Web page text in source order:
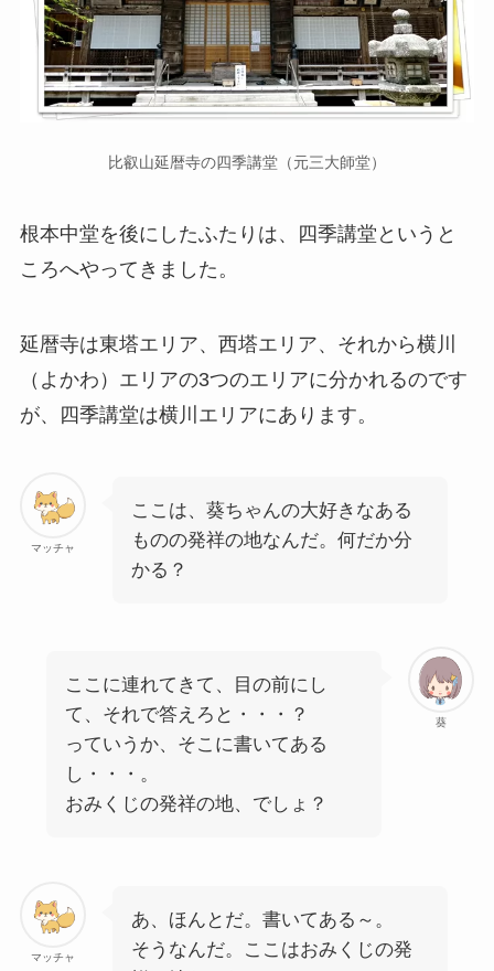
比叡山延暦寺の四季講堂（元三大師堂）
根本中堂を後にしたふたりは、四季講堂というと
ころへやってきました。
延暦寺は東塔エリア、西塔エリア、それから横川
（よかわ）エリアの3つのエリアに分かれるのです
が、四季講堂は横川エリアにあります。
マッチャ
ここは、葵ちゃんの大好きなある
ものの発祥の地なんだ。何だか分
かる？
葵
ここに連れてきて、目の前にし
て、それで答えろと・・・？
っていうか、そこに書いてある
し・・・。
おみくじの発祥の地、でしょ？
マッチャ
あ、ほんとだ。書いてある～。
そうなんだ。ここはおみくじの発